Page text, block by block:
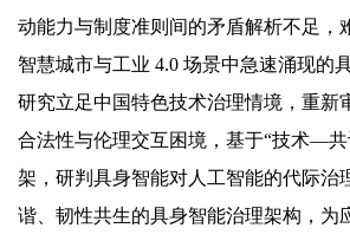
动能力与制度准则间的矛盾解析不足，
智慧城市与工业 4.0 场景中急速涌现的
研究立足中国特色技术治理情境，重新
合法性与伦理交互困境，基于“技术—
架，研判具身智能对人工智能的代际治
谐、韧性共生的具身智能治理架构，为